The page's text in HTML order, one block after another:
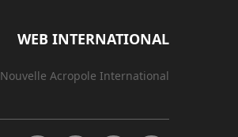
WEB INTERNATIONAL
Nouvelle Acropole International